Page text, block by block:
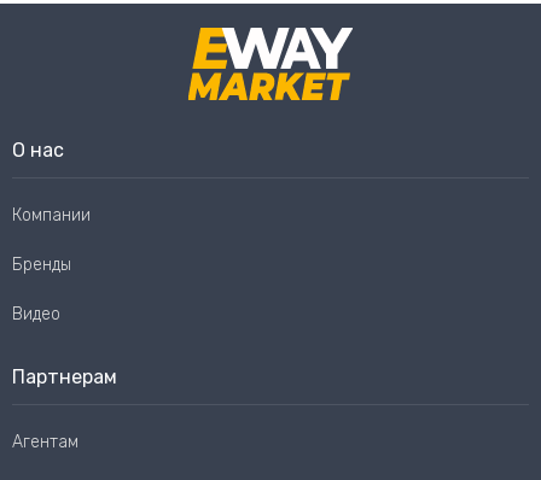
О нас
Компании
Бренды
Видео
Партнерам
Агентам